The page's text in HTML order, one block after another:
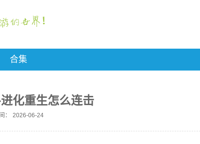
合集
化重生怎么连击
： 2026-06-24